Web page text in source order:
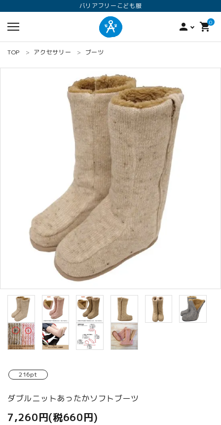
バリアフリーこども服
person 0
shopping_cart
search
オプション加工
ANGEL KIDS WEARのこだわり
商品カテゴリから選ぶ
ACCOUNT MENU
ようこそ ゲスト 様
meeting_room person
TOP アクセサリー ブーツ
216pt
ダブルニットあったかソフトブーツ
7,260円(税660円)